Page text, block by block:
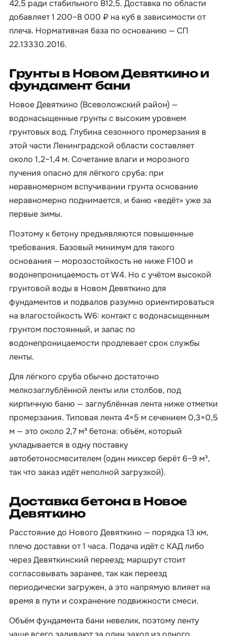
42,5 ради стабильного B12,5. Доставка по области
добавляет 1 200–8 000 ₽ на куб в зависимости от
плеча. Нормативная база по основанию — СП
22.13330.2016.
Грунты в Новом Девяткино и
фундамент бани
Новое Девяткино (Всеволожский район) —
водонасыщенные грунты с высоким уровнем
грунтовых вод. Глубина сезонного промерзания в
этой части Ленинградской области составляет
около 1,2–1,4 м. Сочетание влаги и морозного
пучения опасно для лёгкого сруба: при
неравномерном вспучивании грунта основание
неравномерно поднимается, и баню «ведёт» уже за
первые зимы.
Поэтому к бетону предъявляются повышенные
требования. Базовый минимум для такого
основания — морозостойкость не ниже F100 и
водонепроницаемость от W4. Но с учётом высокой
грунтовой воды в Новом Девяткино для
фундаментов и подвалов разумно ориентироваться
на влагостойкость W6: контакт с водонасыщенным
грунтом постоянный, и запас по
водонепроницаемости продлевает срок службы
ленты.
Для лёгкого сруба обычно достаточно
мелкозаглублённой ленты или столбов, под
кирпичную баню — заглублённая лента ниже отметки
промерзания. Типовая лента 4×5 м сечением 0,3×0,5
м — это около 2,7 м³ бетона: объём, который
укладывается в одну поставку
автобетоносмесителем (один миксер берёт 6–9 м³,
так что заказ идёт неполной загрузкой).
Доставка бетона в Новое
Девяткино
Расстояние до Нового Девяткино — порядка 13 км,
плечо доставки от 1 часа. Подача идёт с КАД либо
через Девяткинский переезд; маршрут стоит
согласовывать заранее, так как переезд
периодически загружен, а это напрямую влияет на
время в пути и сохранение подвижности смеси.
Объём фундамента бани невелик, поэтому ленту